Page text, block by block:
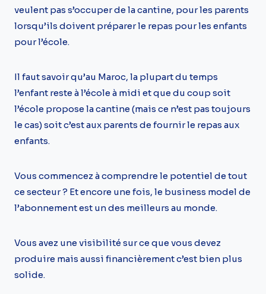
veulent pas s’occuper de la cantine, pour les parents
lorsqu’ils doivent préparer le repas pour les enfants
pour l’école.
Il faut savoir qu’au Maroc, la plupart du temps
l’enfant reste à l’école à midi et que du coup soit
l’école propose la cantine (mais ce n’est pas toujours
le cas) soit c’est aux parents de fournir le repas aux
enfants.
Vous commencez à comprendre le potentiel de tout
ce secteur ? Et encore une fois, le business model de
l’abonnement est un des meilleurs au monde.
Vous avez une visibilité sur ce que vous devez
produire mais aussi financièrement c’est bien plus
solide.